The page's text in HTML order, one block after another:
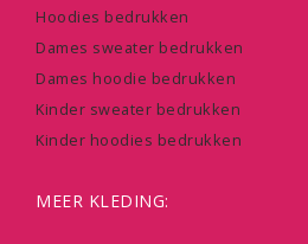
Hoodies bedrukken
Dames sweater bedrukken
Dames hoodie bedrukken
Kinder sweater bedrukken
Kinder hoodies bedrukken
MEER KLEDING: